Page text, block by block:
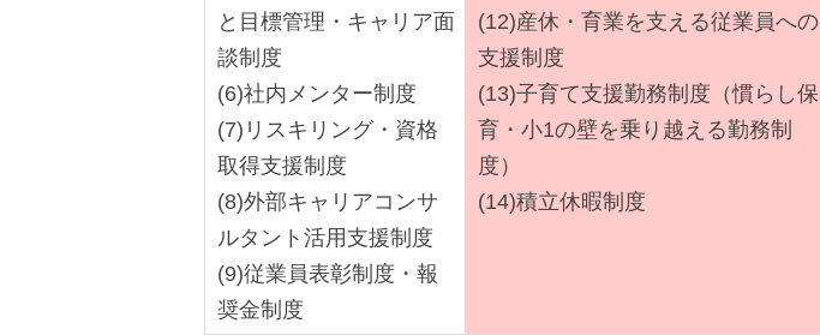
と目標管理・キャリア面
談制度
(6)社内メンター制度
(7)リスキリング・資格
取得支援制度
(8)外部キャリアコンサ
ルタント活用支援制度
(9)従業員表彰制度・報
奨金制度
(12)産休・育業を支える従業員への
支援制度
(13)子育て支援勤務制度（慣らし保
育・小1の壁を乗り越える勤務制
度）
(14)積立休暇制度